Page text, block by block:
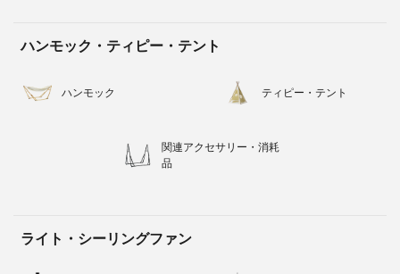
ハンモック・ティピー・テント
ハンモック ティピー・テント
関連アクセサリー・消耗
品
ライト・シーリングファン